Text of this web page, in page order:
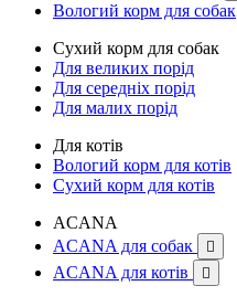
Вологий корм для собак
Сухий корм для собак
Для великих порід
Для середніх порід
Для малих порід
Для котів
Вологий корм для котів
Сухий корм для котів
ACANA
ACANA для собак

ACANA для котів 